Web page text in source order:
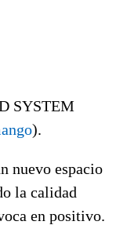
SYSTEM
).
nuevo espacio
la calidad
en positivo.